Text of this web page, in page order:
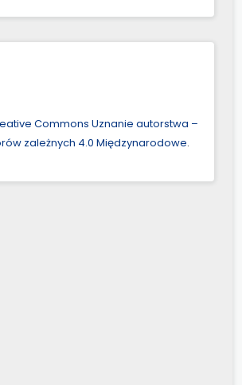
Commons Uznanie autorstwa –
zależnych 4.0 Międzynarodowe.